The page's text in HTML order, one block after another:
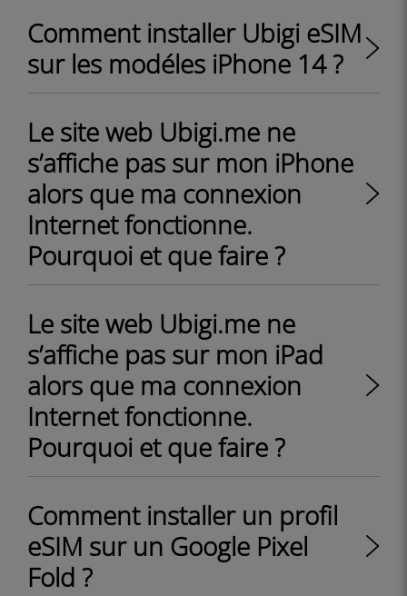
Comment installer Ubigi eSIM
sur les modéles iPhone 14 ?
Le site web Ubigi.me ne
s’affiche pas sur mon iPhone
alors que ma connexion
Internet fonctionne.
Pourquoi et que faire ?
Le site web Ubigi.me ne
s’affiche pas sur mon iPad
alors que ma connexion
Internet fonctionne.
Pourquoi et que faire ?
Comment installer un profil
eSIM sur un Google Pixel
Fold ?